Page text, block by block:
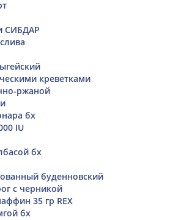
СИБДАР
креветками
ржаной
бх
IU
бх
буденновский
с черникой
35 гр REX
бх